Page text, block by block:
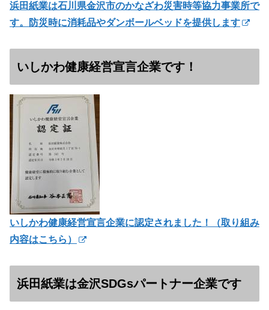
浜田紙業は石川県金沢市のかなざわ災害時等協力事業所で
す。防災時に消耗品やダンボールベッドを提供します
いしかわ健康経営宣言企業です！
いしかわ健康経営宣言企業に認定されました！（取り組み
内容はこちら）
浜田紙業は金沢SDGsパートナー企業です